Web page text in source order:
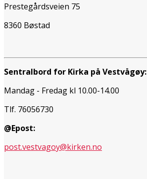
Prestegårdsveien 75
8360 Bøstad
Sentralbord for Kirka på Vestvågøy:
Mandag - Fredag kl 10.00-14.00
Tlf. 76056730
@Epost:
post.vestvagoy@kirken.no